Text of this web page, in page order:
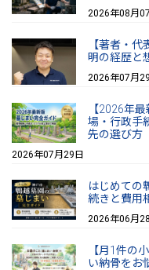
2026年08月
【著者・
明の経歴と
2026年07月
【2026年
場・行政手
先の選び方
2026年07月29日
はじめての
続きと費用
2026年06月
【月1件の
い納骨をお